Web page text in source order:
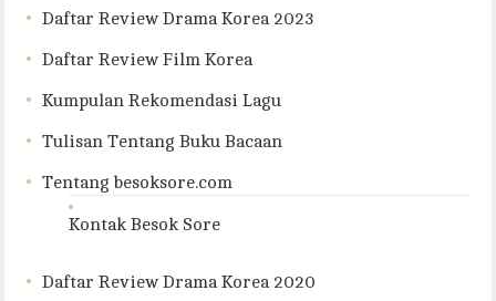
Daftar Review Drama Korea 2023
Daftar Review Film Korea
Kumpulan Rekomendasi Lagu
Tulisan Tentang Buku Bacaan
Tentang besoksore.com
Kontak Besok Sore
Daftar Review Drama Korea 2020